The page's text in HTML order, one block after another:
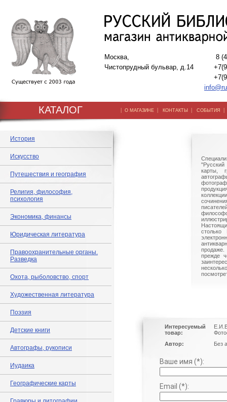
Москва,
Чистопрудный бульвар, д.14
8
КАТАЛОГ | О МАГАЗИНЕ | КОНТАКТЫ | СОБЫТИЯ
История
Искусство
Путешествия и география
Религия, философия,
психология
Экономика, финансы
Юридическая литература
Правоохранительные органы.
Разведка
Охота, рыболовство, спорт
Художественная литература
Поэзия
Детские книги
Автографы, рукописи
Иудаика
Географические карты
"Русский
карты,
столько
прежде
Интересуемый
товар:
Автор:
Без
Ваше имя (*):
Email (*):